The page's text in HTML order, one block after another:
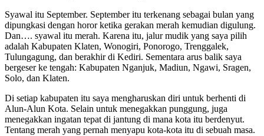
Syawal itu September. September itu terkenang sebagai bulan yang
dipungkasi dengan horor ketika gerakan merah kemudian digulung.
Dan…. syawal itu merah. Karena itu, jalur mudik yang saya pilih
adalah Kabupaten Klaten, Wonogiri, Ponorogo, Trenggalek,
Tulungagung, dan berakhir di Kediri. Sementara arus balik saya
bergeser ke tengah: Kabupaten Nganjuk, Madiun, Ngawi, Sragen,
Solo, dan Klaten.
Di setiap kabupaten itu saya mengharuskan diri untuk berhenti di
Alun-Alun Kota. Selain untuk menegakkan punggung, juga
menegakkan ingatan tepat di jantung di mana kota itu berdenyut.
Tentang merah yang pernah menyapu kota-kota itu di sebuah masa.